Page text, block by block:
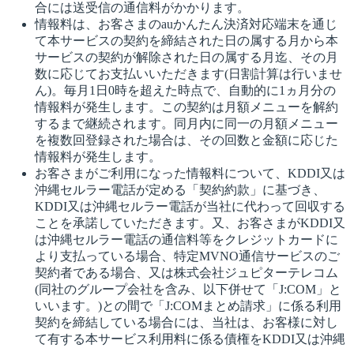
合には送受信の通信料がかかります。
情報料は、お客さまのauかんたん決済対応端末を通じ
て本サービスの契約を締結された日の属する月から本
サービスの契約が解除された日の属する月迄、その月
数に応じてお支払いいただきます(日割計算は行いませ
ん)。毎月1日0時を超えた時点で、自動的に1ヵ月分の
情報料が発生します。この契約は月額メニューを解約
するまで継続されます。同月内に同一の月額メニュー
を複数回登録された場合は、その回数と金額に応じた
情報料が発生します。
お客さまがご利用になった情報料について、KDDI又は
沖縄セルラー電話が定める「契約約款」に基づき、
KDDI又は沖縄セルラー電話が当社に代わって回収する
ことを承諾していただきます。又、お客さまがKDDI又
は沖縄セルラー電話の通信料等をクレジットカードに
より支払っている場合、特定MVNO通信サービスのご
契約者である場合、又は株式会社ジュピターテレコム
(同社のグループ会社を含み、以下併せて「J:COM」と
いいます。)との間で「J:COMまとめ請求」に係る利用
契約を締結している場合には、当社は、お客様に対し
て有する本サービス利用料に係る債権をKDDI又は沖縄